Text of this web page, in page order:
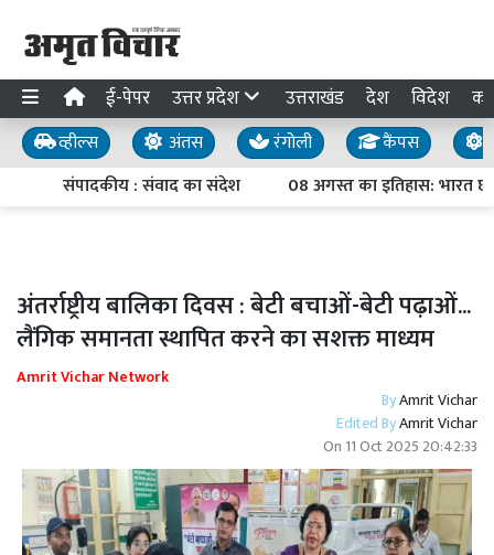
ई-पेपर उत्तर प्रदेश उत्तराखंड देश विदेश
व्हील्स अंतस रंगोली कैंपस
संपादकीय : संवाद का संदेश
08 अगस्त का इतिहास: भारत
अंतर्राष्ट्रीय बालिका दिवस : बेटी बचाओं-बेटी पढ़ाओं...
लैंगिक समानता स्थापित करने का सशक्त माध्यम
Amrit Vichar Network
ByAmrit Vichar
Edited ByAmrit Vichar
On 11 Oct 2025 20:42:33